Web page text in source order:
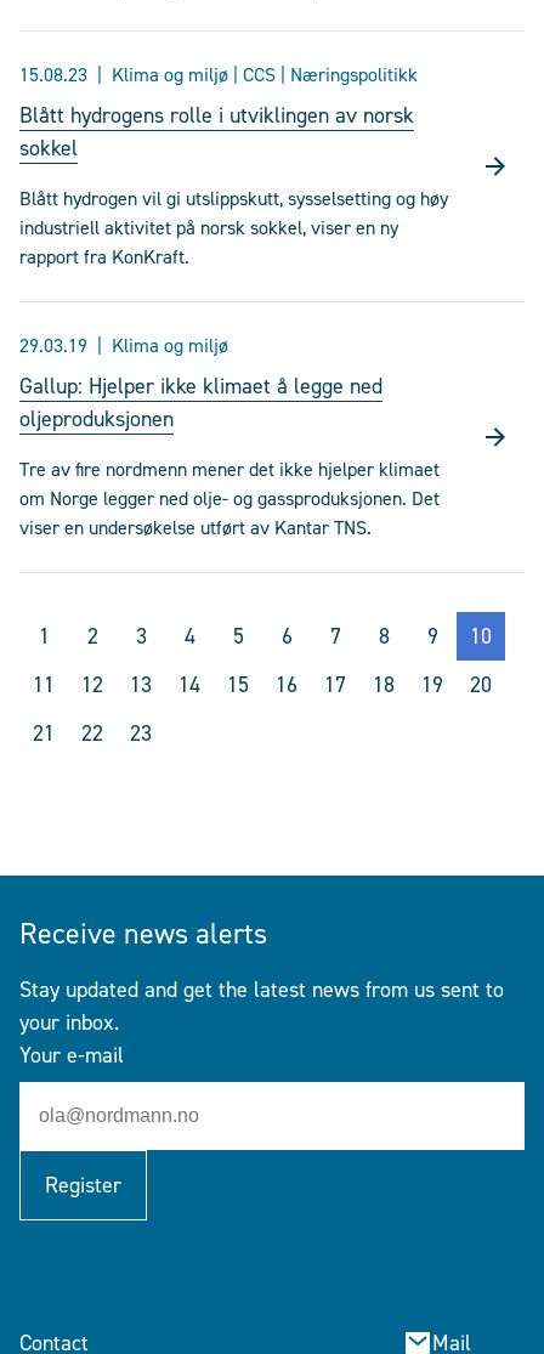
15.08.23 Klima og miljø | CCS | Næringspolitikk
Blått hydrogens rolle i utviklingen av norsk
sokkel
Blått hydrogen vil gi utslippskutt, sysselsetting og høy
industriell aktivitet på norsk sokkel, viser en ny
rapport fra KonKraft.
29.03.19 Klima og miljø
Gallup: Hjelper ikke klimaet å legge ned
oljeproduksjonen
Tre av fire nordmenn mener det ikke hjelper klimaet
om Norge legger ned olje- og gassproduksjonen. Det
viser en undersøkelse utført av Kantar TNS.
1 2 3 4 5 6 7 8 9
10
11
12 13 14 15 16 17 18 19
20
21
22 23
Receive news alerts
Stay updated and get the latest news from us sent to
your inbox.
Your e-mail
Register
Contact Mail